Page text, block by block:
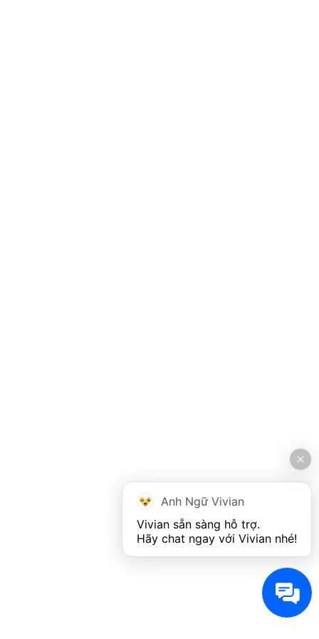
Anh Ngữ Vivian
Vivian sẵn sàng hỗ trợ.
Hãy chat ngay với Vivian nhé!